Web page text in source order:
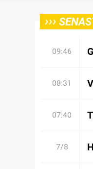
›››
09:46
08:31
07:40
7/8